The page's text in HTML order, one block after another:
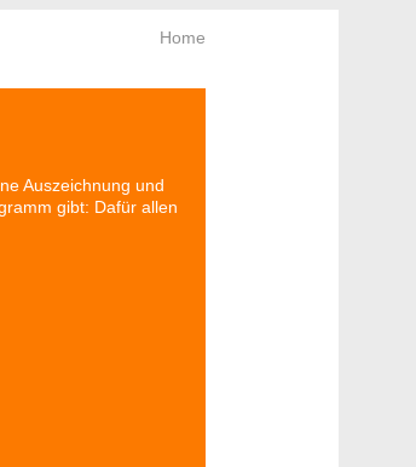
Home
Auszeichnung und
gibt: Dafür allen